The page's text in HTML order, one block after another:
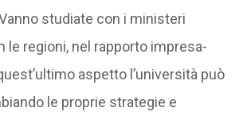
studiate con i ministeri
le regioni, nel rapporto impresa-
aspetto l’università può
le proprie strategie e